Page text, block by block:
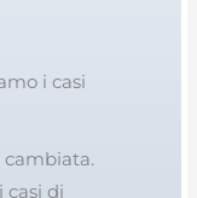
i casi
cambiata.
casi di